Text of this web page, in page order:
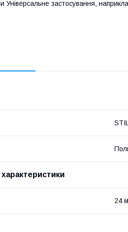
Універсальне застосування,
24